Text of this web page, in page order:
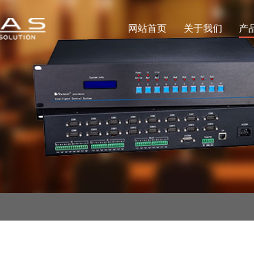
网站首页 关于我们 产